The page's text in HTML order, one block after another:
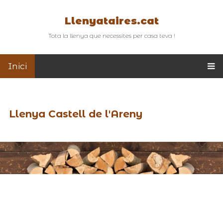
Llenyataires.cat
Tota la llenya que necessites per casa teva !
Inici
Llenya Castell de l'Areny